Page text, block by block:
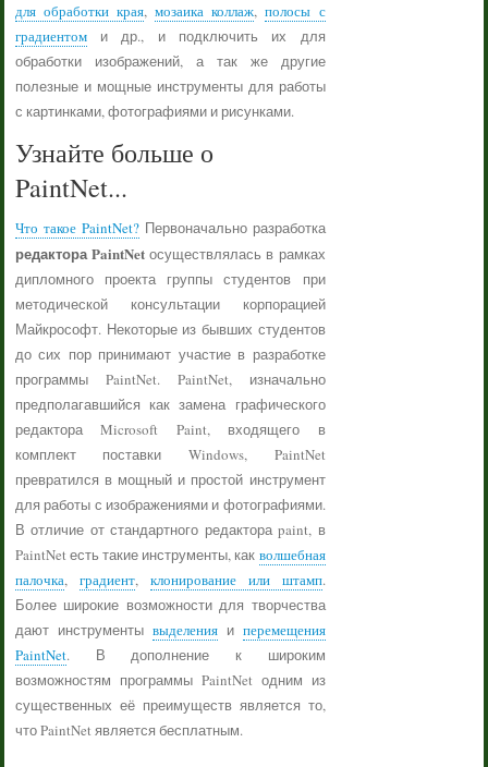
для обработки края,мозаика коллаж,полосы с
градиентоми др., и подключить их для
обработки изображений, а так же другие
полезные и мощные инструменты для работы
с картинками, фотографиями и рисунками.
Узнайте больше о
PaintNet...
Что такое PaintNet?Первоначально разработка
редактора PaintNet осуществлялась в рамках
дипломного проекта группы студентов при
методической консультации корпорацией
Майкрософт. Некоторые из бывших студентов
до сих пор принимают участие в разработке
программы PaintNet. PaintNet, изначально
предполагавшийся как замена графического
редактора Microsoft Paint, входящего в
комплект поставки Windows, PaintNet
превратился в мощный и простой инструмент
для работы с изображениями и фотографиями.
В отличие от стандартного редактора paint, в
PaintNet есть такие инструменты, как волшебная
палочка, градиент, клонирование или штамп.
Более широкие возможности для творчества
дают инструменты выделенияи перемещения
PaintNet. В дополнение к широким
возможностям программы PaintNet одним из
существенных её преимуществ является то,
что PaintNet является бесплатным.